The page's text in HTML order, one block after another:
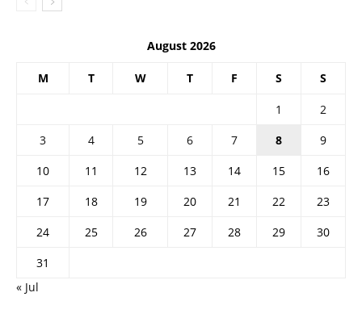
August 2026
M T W T F S S
1
2
3
4 5 6 7 8
9
10
11 12 13 14 15
16
17
18 19 20 21 22
23
24
25 26 27 28 29
30
31
« Jul